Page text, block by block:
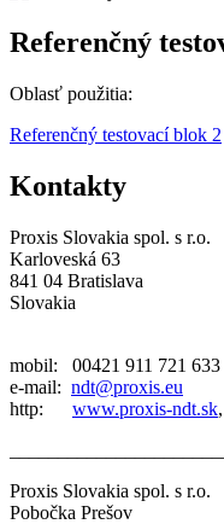
Referenčný
Oblasť použitia:
Referenčný testovací blok 2
Kontakty
Proxis Slovakia
841 04
Slovakia
mobil: 00421
e-mail: ndt@proxis.eu
http: www.proxis-ndt.sk,
Proxis Slovakia
Pobočka Prešov